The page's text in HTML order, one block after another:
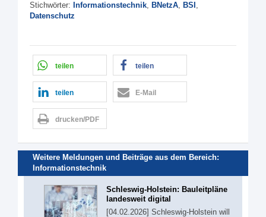
Stichwörter: Informationstechnik, BNetzA, BSI ,
Datenschutz
teilen teilen
teilen E-Mail
drucken/PDF
Weitere Meldungen und Beiträge aus dem Bereich:
Informationstechnik
Schleswig-Holstein: Bauleitpläne
landesweit digital
[04.02.2026] Schleswig-Holstein will